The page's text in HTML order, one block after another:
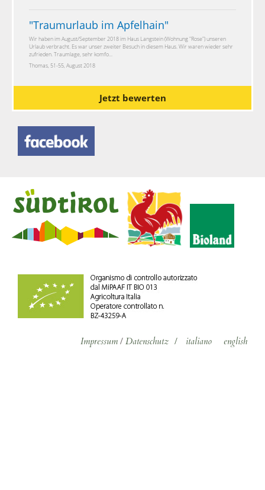
"Traumurlaub im Apfelhain"
Wir haben im August/September 2018 im Haus Langstein (Wohnung "Rose") unseren
Urlaub verbracht. Es war unser zweiter Besuch in diesem Haus. Wir waren wieder sehr
zufrieden. Traumlage, sehr komfo...
Thomas, 51-55, August 2018
Jetzt bewerten
Impressum / Datenschutz / italiano english